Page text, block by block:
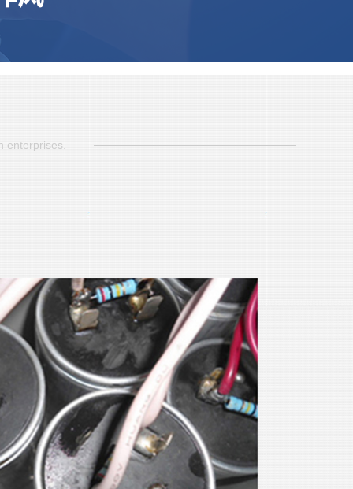
enterprises.